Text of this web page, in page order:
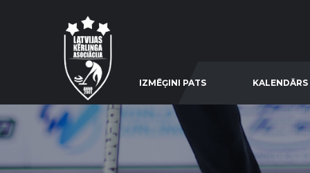
IZMĒĢINI PATS KALENDĀRS